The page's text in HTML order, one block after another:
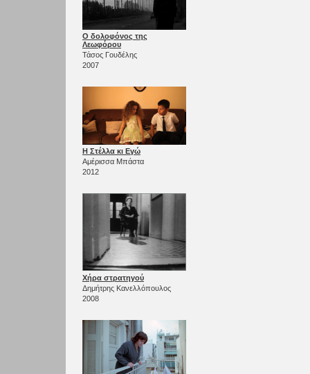
Ο δολοφόνος της
Λεωφόρου
Τάσος Γουδέλης
2007
Η Στέλλα κι Εγώ
Αμέρισσα Μπάστα
2012
Χήρα στρατηγού
Δημήτρης Κανελλόπουλος
2008